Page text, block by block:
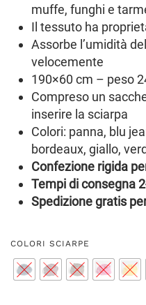
a
muffe, funghi e
Il tessuto ha
Assorbe l’umidità
velocemente
190×60 cm – peso
Compreso un
inserire la sciarpa
Colori: panna, blu
bordeaux, giallo,
Confezione rigida
Tempi di consegna
Spedizione gratis
COLORI SCIARPE